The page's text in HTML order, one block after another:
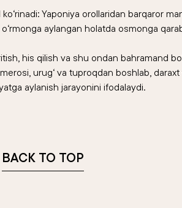
Yaponiya orollaridan barqaror
aylangan holatda osmonga
his qilish va shu ondan bahramand
urug‘ va tuproqdan boshlab,
aylanish jarayonini ifodalaydi.
BACK TO TOP